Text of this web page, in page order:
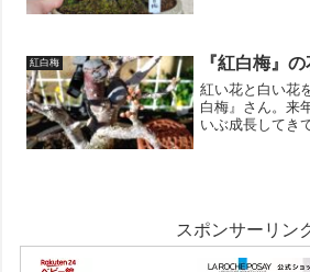
ています。 ポ
紅白梅 『紅白梅』
紅い花と白い花
白梅』さん。来
いぶ成長してき
スポンサーリン